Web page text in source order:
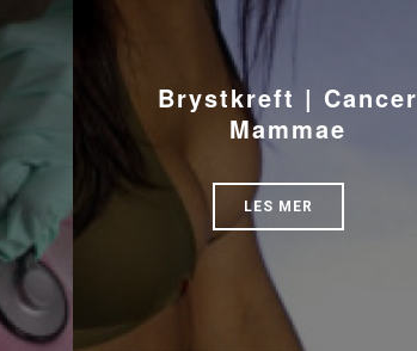
Brystkreft | Cancer
Mammae
LES MER